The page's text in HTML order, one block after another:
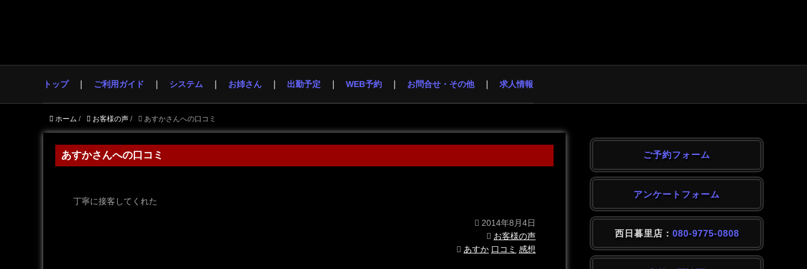
トップ ご利用ガイド システム お姉さん 出勤予定 WEB予約 お問合せ・その他 求人情報
ホーム / お客様の声 / あすかさんへの口コミ
あすかさんへの口コミ
丁寧に接客してくれた
2014年8月4日
お客様の声
あすか 口コミ 感想
ご予約フォーム
アンケートフォーム
西日暮里店： 080-9775-0808